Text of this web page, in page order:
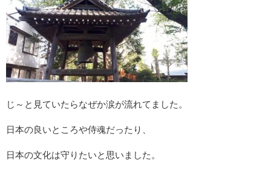
じ～と見ていたらなぜか涙が流れてました。
日本の良いところや侍魂だったり、
日本の文化は守りたいと思いました。